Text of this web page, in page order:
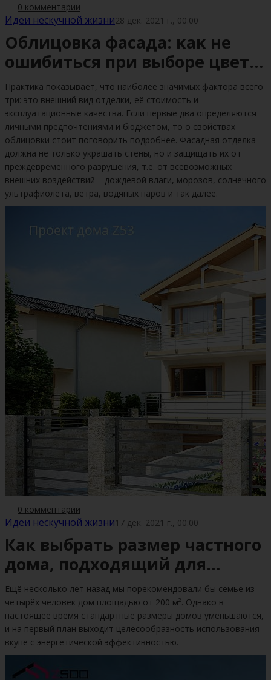
0 комментарии
Идеи нескучной жизни28 дек. 2021 г., 00:00
Облицовка фасада: как не
ошибиться при выборе цвета
и материала
Практика показывает, что наиболее значимых фактора всего
три: это внешний вид отделки, её стоимость и
эксплуатационные качества. Если первые два определяются
личными предпочтениями и бюджетом, то о свойствах
облицовки стоит поговорить подробнее. Фасадная отделка
должна не только украшать стены, но и защищать их от
преждевременного разрушения, т.е. от всевозможных
внешних воздействий – дождевой влаги, морозов, солнечного
ультрафиолета, ветра, водяных паров и так далее.
0 комментарии
Идеи нескучной жизни17 дек. 2021 г., 00:00
Как выбрать размер частного
дома, подходящий для
вашей семьи
Ещё несколько лет назад мы порекомендовали бы семье из
четырёх человек дом площадью от 200 м². Однако в
настоящее время стандартные размеры домов уменьшаются,
и на первый план выходит целесообразность использования
вкупе с энергетической эффективностью.